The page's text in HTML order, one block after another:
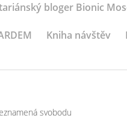
bloger Bionic
Kniha návštěv
svobodu